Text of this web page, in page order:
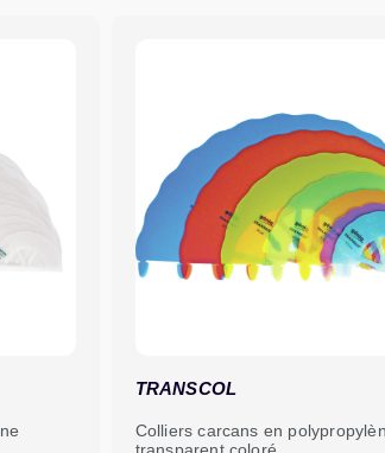
TRANSCOL
Colliers carcans en polypropylène